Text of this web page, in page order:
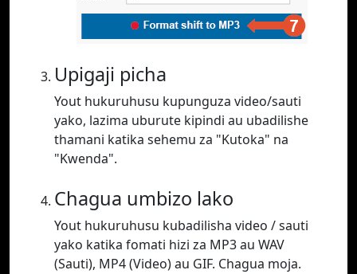
Upigaji picha
Yout hukuruhusu kupunguza video/sauti
yako, lazima uburute kipindi au ubadilishe
thamani katika sehemu za "Kutoka" na
"Kwenda".
Chagua umbizo lako
Yout hukuruhusu kubadilisha video / sauti
yako katika fomati hizi za MP3 au WAV
(Sauti), MP4 (Video) au GIF. Chagua moja.